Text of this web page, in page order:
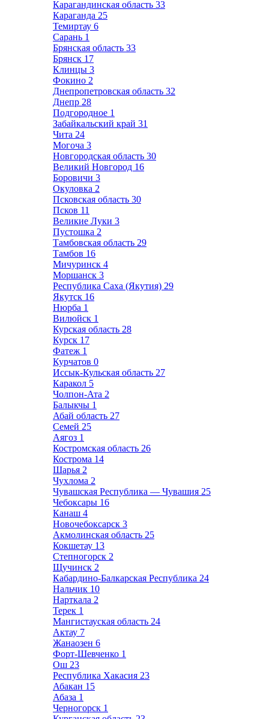
Карагандинская область 33
Караганда 25
Темиртау 6
Сарань 1
Брянская область 33
Брянск 17
Клинцы 3
Фокино 2
Днепропетровская область 32
Днепр 28
Подгородное 1
Забайкальский край 31
Чита 24
Могоча 3
Новгородская область 30
Великий Новгород 16
Боровичи 3
Окуловка 2
Псковская область 30
Псков 11
Великие Луки 3
Пустошка 2
Тамбовская область 29
Тамбов 16
Мичуринск 4
Моршанск 3
Республика Саха (Якутия) 29
Якутск 16
Нюрба 1
Вилюйск 1
Курская область 28
Курск 17
Фатеж 1
Курчатов 0
Иссык-Кульская область 27
Каракол 5
Чолпон-Ата 2
Балыкчы 1
Абай область 27
Семей 25
Аягоз 1
Костромская область 26
Кострома 14
Шарья 2
Чухлома 2
Чувашская Республика — Чувашия 25
Чебоксары 16
Канаш 4
Новочебоксарск 3
Акмолинская область 25
Кокшетау 13
Степногорск 2
Щучинск 2
Кабардино-Балкарская Республика 24
Нальчик 10
Нарткала 2
Терек 1
Мангистауская область 24
Актау 7
Жанаозен 6
Форт-Шевченко 1
Ош 23
Республика Хакасия 23
Абакан 15
Абаза 1
Черногорск 1